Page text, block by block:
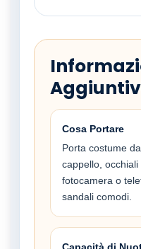
Cosa Portare
Porta costume
cappello, occhiali
fotocamera o
sandali comodi.
Capacità di